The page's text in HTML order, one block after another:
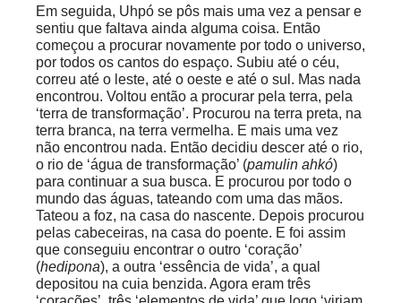
Em seguida, Uhpó se pôs mais uma vez a pensar e
sentiu que faltava ainda alguma coisa. Então
começou a procurar novamente por todo o universo,
por todos os cantos do espaço. Subiu até o céu,
correu até o leste, até o oeste e até o sul. Mas nada
encontrou. Voltou então a procurar pela terra, pela
‘terra de transformação’. Procurou na terra preta, na
terra branca, na terra vermelha. E mais uma vez
não encontrou nada. Então decidiu descer até o rio,
o rio de ‘água de transformação’ (pamulin ahkó)
para continuar a sua busca. E procurou por todo o
mundo das águas, tateando com uma das mãos.
Tateou a foz, na casa do nascente. Depois procurou
pelas cabeceiras, na casa do poente. E foi assim
que conseguiu encontrar o outro ‘coração’
(hedipona), a outra ‘essência de vida’, a qual
depositou na cuia benzida. Agora eram três